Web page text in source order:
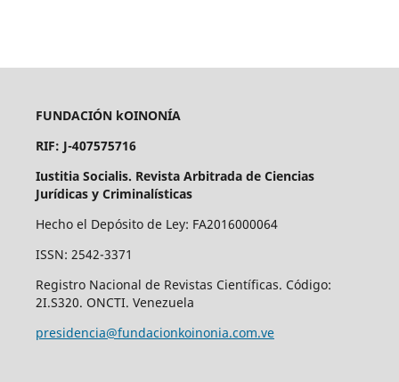
FUNDACIÓN kOINONÍA
RIF: J-407575716
Iustitia Socialis. Revista Arbitrada de Ciencias
Jurídicas y Criminalísticas
Hecho el Depósito de Ley: FA2016000064
ISSN: 2542-3371
Registro Nacional de Revistas Científicas. Código:
2I.S320. ONCTI. Venezuela
presidencia@fundacionkoinonia.com.ve